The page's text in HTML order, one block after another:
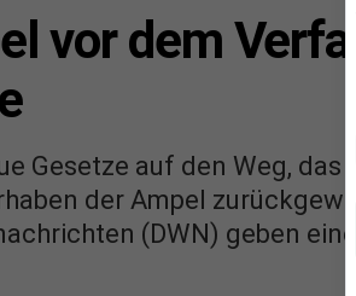
vor dem
Gesetze auf den Weg,
der Ampel
(DWN) geben